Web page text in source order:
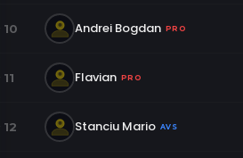
10 Andrei Bogdan PRO
11 Flavian PRO
12 Stanciu Mario AVS